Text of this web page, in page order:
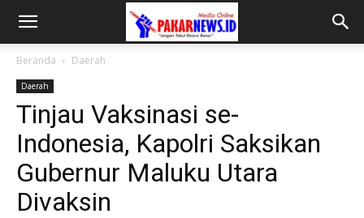
Beranda Daerah
Daerah
Tinjau Vaksinasi se-
Indonesia, Kapolri Saksikan
Gubernur Maluku Utara
Divaksin